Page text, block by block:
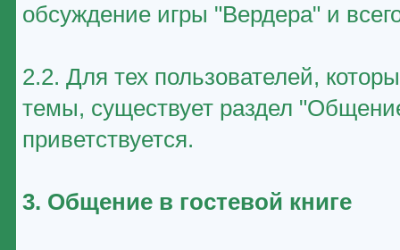
обсуждение игры "Вердера" и
2.2. Для тех пользователей,
темы, существует раздел
приветствуется.
3. Общение в гостевой книге